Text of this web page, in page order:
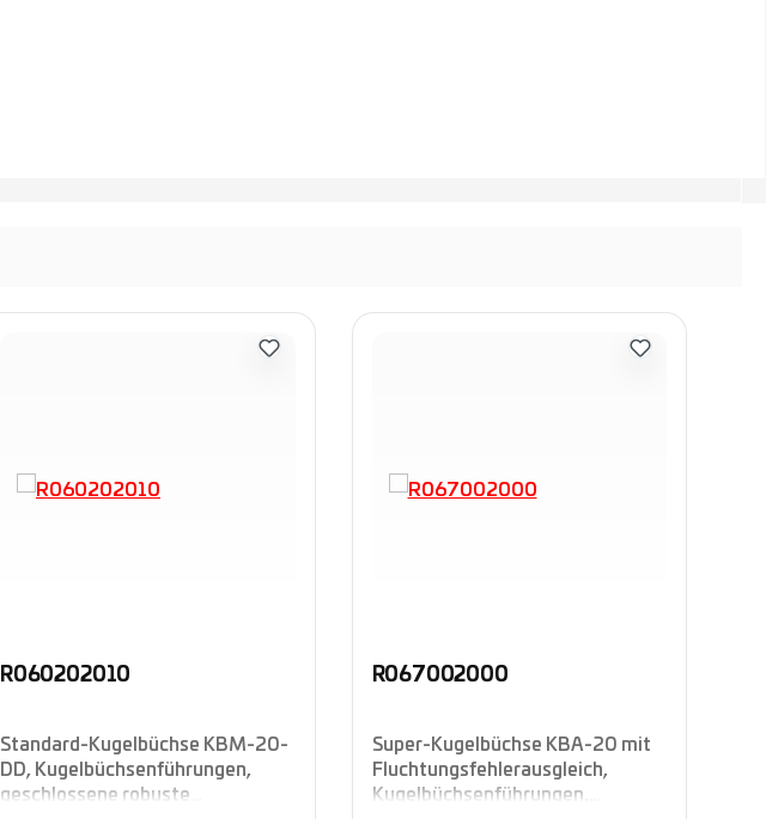
R060202010
Standard-Kugelbüchse KBM-20-
DD, Kugelbüchsenführungen,
geschlossene robuste
R067002000
Super-Kugelbüchse KBA-20 mit
Fluchtungsfehlerausgleich,
Kugelbüchsenführungen,